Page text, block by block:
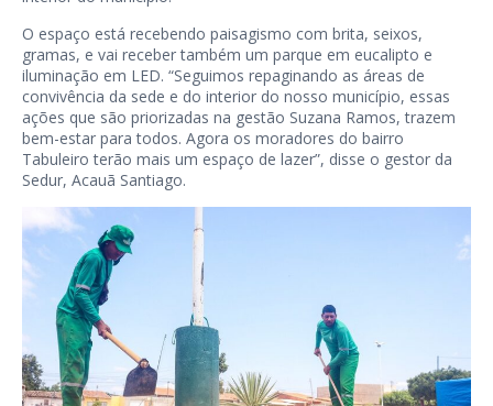
O espaço está recebendo paisagismo com brita, seixos,
gramas, e vai receber também um parque em eucalipto e
iluminação em LED. “Seguimos repaginando as áreas de
convivência da sede e do interior do nosso município, essas
ações que são priorizadas na gestão Suzana Ramos, trazem
bem-estar para todos. Agora os moradores do bairro
Tabuleiro terão mais um espaço de lazer”, disse o gestor da
Sedur, Acauã Santiago.